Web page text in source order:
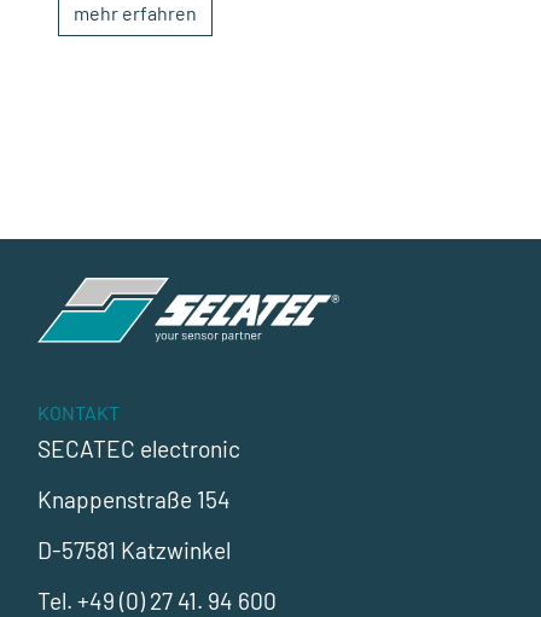
mehr erfahren
KONTAKT
SECATEC electronic
Knappenstraße 154
D-57581 Katzwinkel
Tel. +49 (0) 27 41. 94 600